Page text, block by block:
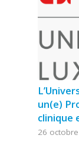
un(e)
clinique
26